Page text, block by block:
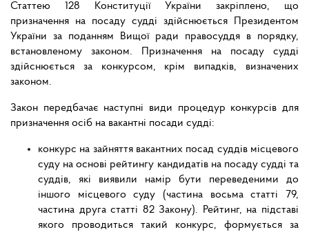
Статтею 128 Конституції України закріплено, що
призначення на посаду судді здійснюється Президентом
України за поданням Вищої ради правосуддя в порядку,
встановленому законом. Призначення на посаду судді
здійснюється за конкурсом, крім випадків, визначених
законом.
Закон передбачає наступні види процедур конкурсів для
призначення осіб на вакантні посади судді:
конкурс на зайняття вакантних посад суддів місцевого
суду на основі рейтингу кандидатів на посаду судді та
суддів, які виявили намір бути переведеними до
іншого місцевого суду (частина восьма статті 79,
частина друга статті 82 Закону). Рейтинг, на підставі
якого проводиться такий конкурс, формується за